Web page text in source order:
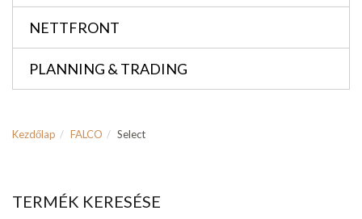
NETTFRONT
PLANNING & TRADING
Kezdőlap FALCO Select
TERMÉK KERESÉSE